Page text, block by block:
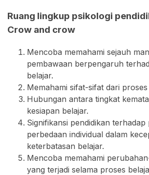
Ruang lingkup psikologi
Crow and crow
Mencoba memahami sejauh
pembawaan berpengaruh
belajar.
Memahami sifat-sifat dari proses
Hubungan antara tingkat
kesiapan belajar.
Signifikansi pendidikan terhadap
perbedaan individual dalam
keterbatasan belajar.
Mencoba memahami
yang terjadi selama proses